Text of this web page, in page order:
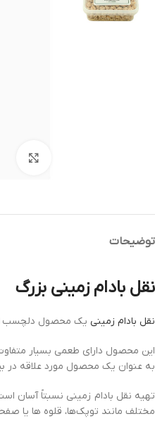
توضیحات
نقل بادام زمینی بزرگ
نقل بادام زمینی یک محصول دلچسب
این محصول دارای طعمی بسیار
به عنوان یک محصول مورد علاقه در
تهیه نقل‌ بادام‌ زمینی نسبتاً آسان
مختلف مانند توپک‌ها، قلوه ها یا